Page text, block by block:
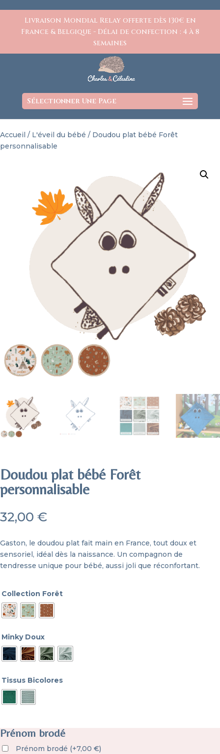
Livraison Mondial Relay offerte dès 130€ en
France & Belgique - Délai de confection : 4 à 8
semaines
Sélectionner Une Page
Accueil / L'éveil du bébé / Doudou plat bébé Forêt
personnalisable
Doudou plat bébé Forêt
personnalisable
32,00 €
Gaston, le doudou plat fait main en France, tout doux et
sensoriel, idéal dès la naissance. Un compagnon de
tendresse unique pour bébé, aussi joli que réconfortant.
Collection Forêt
Minky Doux
Tissus Bicolores
Prénom brodé
Prénom brodé (+7,00 €)